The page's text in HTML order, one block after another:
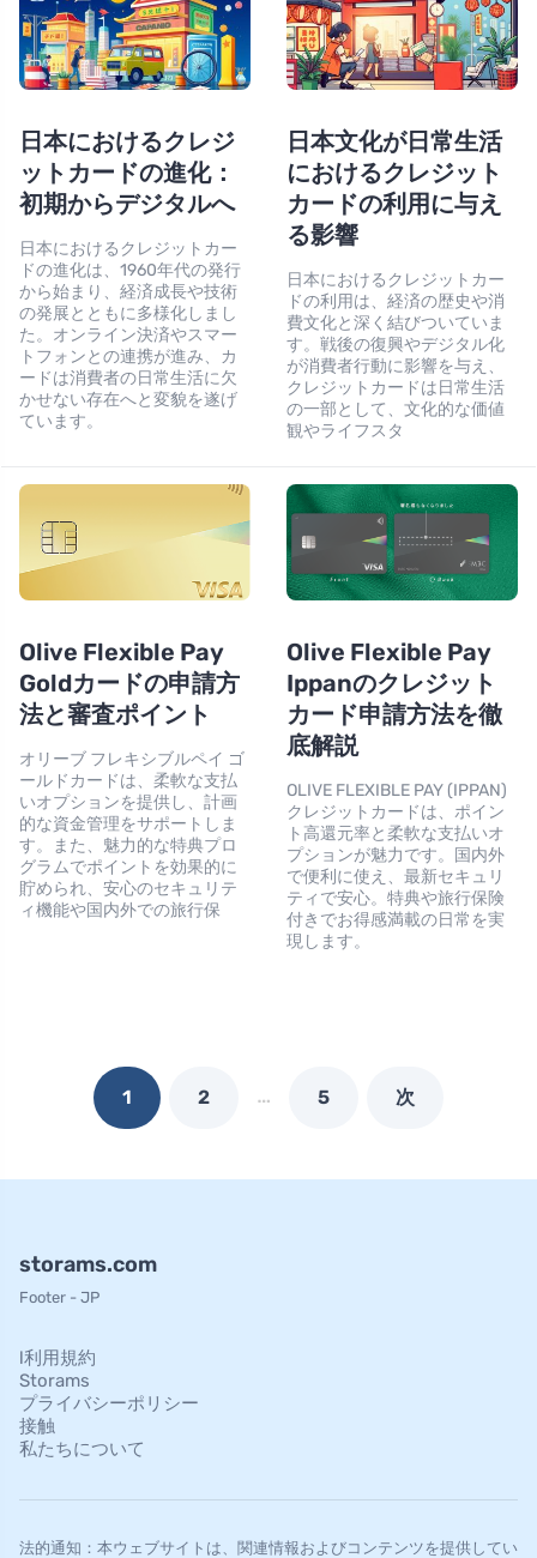
日本におけるクレジ
ットカードの進化：
初期からデジタルへ
日本におけるクレジットカー
ドの進化は、1960年代の発行
から始まり、経済成長や技術
の発展とともに多様化しまし
た。オンライン決済やスマー
トフォンとの連携が進み、カ
ードは消費者の日常生活に欠
かせない存在へと変貌を遂げ
ています。
日本文化が日常生活
におけるクレジット
カードの利用に与え
る影響
日本におけるクレジットカー
ドの利用は、経済の歴史や消
費文化と深く結びついていま
す。戦後の復興やデジタル化
が消費者行動に影響を与え、
クレジットカードは日常生活
の一部として、文化的な価値
観やライフスタ
Olive Flexible Pay
Goldカードの申請方
法と審査ポイント
オリーブ フレキシブルペイ ゴ
ールドカードは、柔軟な支払
いオプションを提供し、計画
的な資金管理をサポートしま
す。また、魅力的な特典プロ
グラムでポイントを効果的に
貯められ、安心のセキュリテ
ィ機能や国内外での旅行保
Olive Flexible Pay
Ippanのクレジット
カード申請方法を徹
底解説
OLIVE FLEXIBLE PAY (IPPAN)
クレジットカードは、ポイン
ト高還元率と柔軟な支払いオ
プションが魅力です。国内外
で便利に使え、最新セキュリ
ティで安心。特典や旅行保険
付きでお得感満載の日常を実
現します。
1 2 … 5 次
storams.com
Footer - JP
l利用規約
Storams
プライバシーポリシー
接触
私たちについて
法的通知：本ウェブサイトは、関連情報およびコンテンツを提供してい